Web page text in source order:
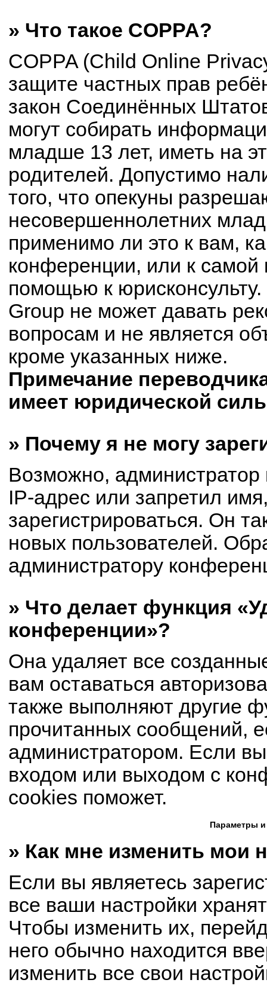
» Что такое COPPA?
COPPA (Child Online
защите частных прав
закон Соединённых
могут собирать
младше 13 лет, иметь на
родителей. Допустимо
того, что опекуны
несовершеннолетних
применимо ли это к вам,
конференции, или к самой
помощью к
Group не может давать
вопросам и не является
кроме указанных ниже.
Примечание
имеет юридической
» Почему я не могу
Возможно,
IP-адрес или запретил
зарегистрироваться. Он
новых пользователей.
администратору
» Что делает функция
конференции»?
Она удаляет все
вам оставаться
также выполняют другие
прочитанных сообщений,
администратором. Если
входом или выходом с
cookies поможет.
Параметры и
» Как мне изменить мои
Если вы являетесь
все ваши настройки
Чтобы изменить их,
него обычно находится
изменить все свои